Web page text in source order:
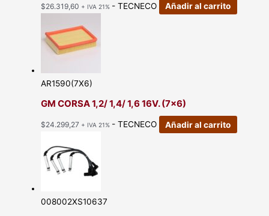
$26.319,60 + IVA 21% - TECNECO Añadir al carrito
AR1590(7X6)
GM CORSA 1,2/ 1,4/ 1,6 16V. (7×6)
$24.299,27 + IVA 21% - TECNECO Añadir al carrito
008002XS10637